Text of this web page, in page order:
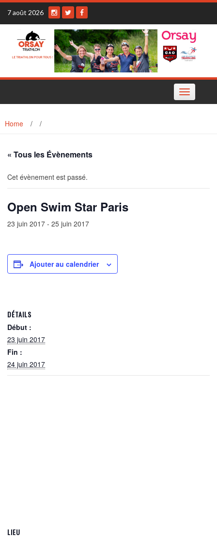
Skip
content
7 août 2026
Toggle
navigation
Home / /
« Tous les Évènements
Cet évènement est passé.
Open Swim Star Paris
23 juin 2017 - 25 juin 2017
Ajouter au calendrier
DÉTAILS
Début :
23 juin 2017
Fin :
24 juin 2017
LIEU